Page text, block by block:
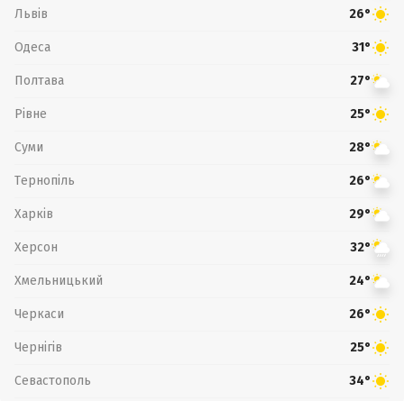
Львів 26°
Одеса 31°
Полтава 27°
Рівне 25°
Суми 28°
Тернопіль 26°
Харків 29°
Херсон 32°
Хмельницький 24°
Черкаси 26°
Чернігів 25°
Севастополь 34°